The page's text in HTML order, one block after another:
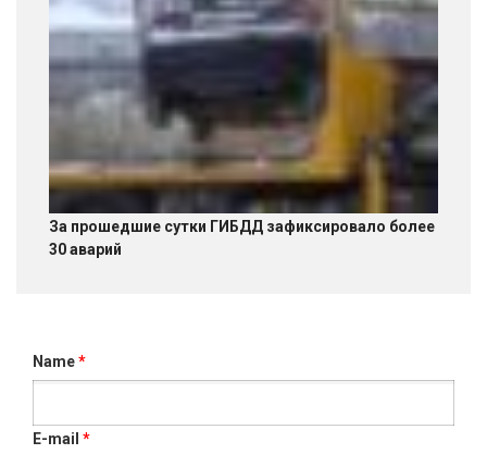
За прошедшие сутки ГИБДД зафиксировало более
30 аварий
Name*
E-mail *